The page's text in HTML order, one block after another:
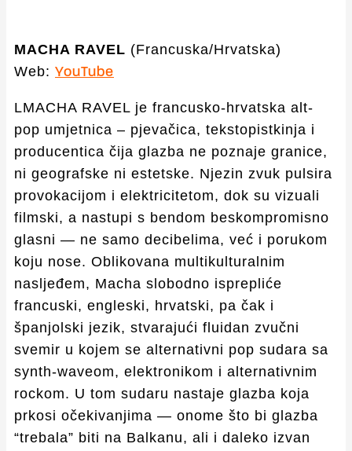
MACHA RAVEL (Francuska/Hrvatska)
Web: YouTube
LMACHA RAVEL je francusko-hrvatska alt-
pop umjetnica – pjevačica, tekstopistkinja i
producentica čija glazba ne poznaje granice,
ni geografske ni estetske. Njezin zvuk pulsira
provokacijom i elektricitetom, dok su vizuali
filmski, a nastupi s bendom beskompromisno
glasni — ne samo decibelima, već i porukom
koju nose. Oblikovana multikulturalnim
nasljeđem, Macha slobodno isprepliće
francuski, engleski, hrvatski, pa čak i
španjolski jezik, stvarajući fluidan zvučni
svemir u kojem se alternativni pop sudara sa
synth-waveom, elektronikom i alternativnim
rockom. U tom sudaru nastaje glazba koja
prkosi očekivanjima — onome što bi glazba
“trebala” biti na Balkanu, ali i daleko izvan